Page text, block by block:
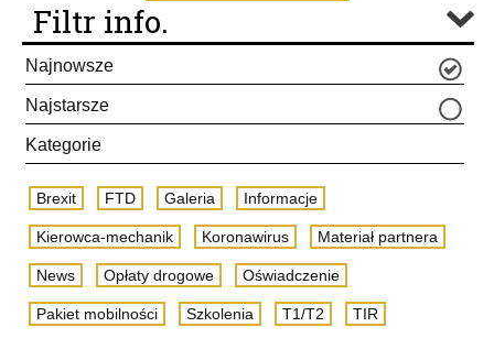
Filtr info.
Najnowsze
Najstarsze
Kategorie
Brexit FTD Galeria Informacje
Kierowca-mechanik Koronawirus Materiał partnera
News Opłaty drogowe Oświadczenie
Pakiet mobilności Szkolenia T1/T2 TIR